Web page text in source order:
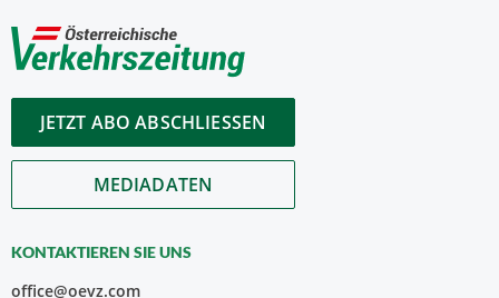
JETZT ABO ABSCHLIESSEN
MEDIADATEN
KONTAKTIEREN SIE UNS
office@oevz.com